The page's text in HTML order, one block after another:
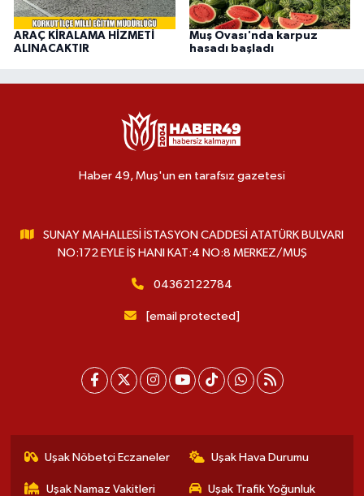
ARAÇ KİRALAMA HİZMETİ
ALINACAKTIR
Muş Ovası'nda karpuz
hasadı başladı
Haber 49, Muş'un en tarafsız gazetesi
SUNAY MAHALLESİ İSTASYON CADDESİ ATATÜRK BULVARI
NO:172 EYLE İŞ HANI KAT:4 NO:8 MERKEZ/MUŞ
04362122784
[email protected]
Uşak Nöbetçi Eczaneler Uşak Hava Durumu
Uşak Namaz Vakitleri
Uşak Trafik Yoğunluk